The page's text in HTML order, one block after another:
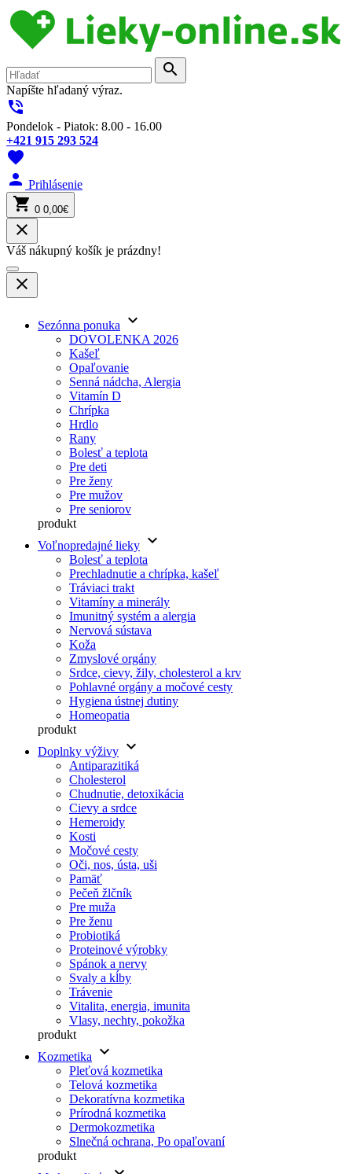
search
Napíšte hľadaný výraz.
phone_in_talk
Pondelok - Piatok: 8.00 - 16.00
+421 915 293 524
favorite
person Prihlásenie
shopping_cart 0 0,00€
close
Váš nákupný košík je prázdny!
close
Sezónna ponuka keyboard_arrow_down
DOVOLENKA 2026
Kašeľ
Opaľovanie
Senná nádcha, Alergia
Vitamín D
Chrípka
Hrdlo
Rany
Bolesť a teplota
Pre deti
Pre ženy
Pre mužov
Pre seniorov
produkt
Voľnopredajné lieky keyboard_arrow_down
Bolesť a teplota
Prechladnutie a chrípka, kašeľ
Tráviaci trakt
Vitamíny a minerály
Imunitný systém a alergia
Nervová sústava
Koža
Zmyslové orgány
Srdce, cievy, žily, cholesterol a krv
Pohlavné orgány a močové cesty
Hygiena ústnej dutiny
Homeopatia
produkt
Doplnky výživy keyboard_arrow_down
Antiparazitiká
Cholesterol
Chudnutie, detoxikácia
Cievy a srdce
Hemeroidy
Kosti
Močové cesty
Oči, nos, ústa, uši
Pamäť
Pečeň žlčník
Pre muža
Pre ženu
Probiotiká
Proteinové výrobky
Spánok a nervy
Svaly a kĺby
Trávenie
Vitalita, energia, imunita
Vlasy, nechty, pokožka
produkt
Kozmetika
keyboard_arrow_down
Pleťová kozmetika
Telová kozmetika
Dekoratívna kozmetika
Prírodná kozmetika
Dermokozmetika
Slnečná ochrana, Po opaľovaní
produkt